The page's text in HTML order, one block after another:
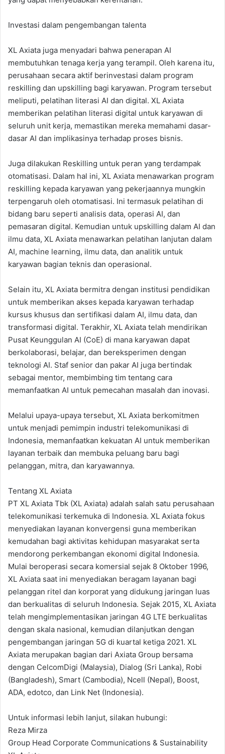
Investasi dalam pengembangan talenta
XL Axiata juga menyadari bahwa penerapan AI
membutuhkan tenaga kerja yang terampil. Oleh karena itu,
perusahaan secara aktif berinvestasi dalam program
reskilling dan upskilling bagi karyawan. Program tersebut
meliputi, pelatihan literasi AI dan digital. XL Axiata
memberikan pelatihan literasi digital untuk karyawan di
seluruh unit kerja, memastikan mereka memahami dasar-
dasar AI dan implikasinya terhadap proses bisnis.
Juga dilakukan Reskilling untuk peran yang terdampak
otomatisasi. Dalam hal ini, XL Axiata menawarkan program
reskilling kepada karyawan yang pekerjaannya mungkin
terpengaruh oleh otomatisasi. Ini termasuk pelatihan di
bidang baru seperti analisis data, operasi AI, dan
pemasaran digital. Kemudian untuk upskilling dalam AI dan
ilmu data, XL Axiata menawarkan pelatihan lanjutan dalam
AI, machine learning, ilmu data, dan analitik untuk
karyawan bagian teknis dan operasional.
Selain itu, XL Axiata bermitra dengan institusi pendidikan
untuk memberikan akses kepada karyawan terhadap
kursus khusus dan sertifikasi dalam AI, ilmu data, dan
transformasi digital. Terakhir, XL Axiata telah mendirikan
Pusat Keunggulan AI (CoE) di mana karyawan dapat
berkolaborasi, belajar, dan bereksperimen dengan
teknologi AI. Staf senior dan pakar AI juga bertindak
sebagai mentor, membimbing tim tentang cara
memanfaatkan AI untuk pemecahan masalah dan inovasi.
Melalui upaya-upaya tersebut, XL Axiata berkomitmen
untuk menjadi pemimpin industri telekomunikasi di
Indonesia, memanfaatkan kekuatan AI untuk memberikan
layanan terbaik dan membuka peluang baru bagi
pelanggan, mitra, dan karyawannya.
Tentang XL Axiata
PT XL Axiata Tbk (XL Axiata) adalah salah satu perusahaan
telekomunikasi terkemuka di Indonesia. XL Axiata fokus
menyediakan layanan konvergensi guna memberikan
kemudahan bagi aktivitas kehidupan masyarakat serta
mendorong perkembangan ekonomi digital Indonesia.
Mulai beroperasi secara komersial sejak 8 Oktober 1996,
XL Axiata saat ini menyediakan beragam layanan bagi
pelanggan ritel dan korporat yang didukung jaringan luas
dan berkualitas di seluruh Indonesia. Sejak 2015, XL Axiata
telah mengimplementasikan jaringan 4G LTE berkualitas
dengan skala nasional, kemudian dilanjutkan dengan
pengembangan jaringan 5G di kuartal ketiga 2021. XL
Axiata merupakan bagian dari Axiata Group bersama
dengan CelcomDigi (Malaysia), Dialog (Sri Lanka), Robi
(Bangladesh), Smart (Cambodia), Ncell (Nepal), Boost,
ADA, edotco, dan Link Net (Indonesia).
Untuk informasi lebih lanjut, silakan hubungi:
Reza Mirza
Group Head Corporate Communications & Sustainability